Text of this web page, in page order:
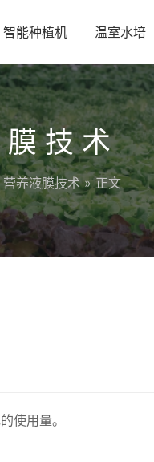
智能种植机 温室水培
技术
营养液膜技术» 正文
使用量。